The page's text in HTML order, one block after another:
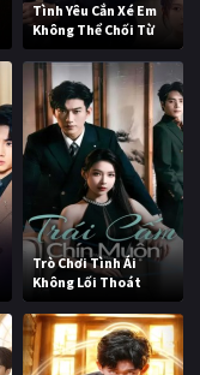
Tình Yêu Cắn Xé Em
Không Thể Chối Từ
Trò Chơi Tình Ái
Không Lối Thoát